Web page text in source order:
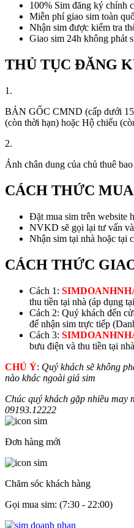
100% Sim đăng ký chính
Miễn phí giao sim toàn
Nhận sim được kiểm tra
Giao sim 24h không phát
THỦ TỤC ĐĂNG
1.
BẢN GỐC CMND (cấp dưới 15
(còn thời hạn) hoặc Hộ chiếu
2.
Ảnh chân dung của chủ thuê
CÁCH THỨC
Đặt mua sim trên website
NVKD sẽ gọi lại tư vấn
Nhận sim tại nhà hoặc tại
CÁCH THỨC
Cách 1:
thu tiền tại nhà (áp dụng
Cách 2: Quý khách đến
để nhận sim trực tiếp
Cách 3:
bưu điện và thu tiền tại
CHÚ Ý: Quý khách sẽ không
nào khác ngoài giá sim
Chúc quý khách gặp nhiều may
09193.12222
Đơn hàng mới
Chăm sóc khách hàng
Gọi mua sim: (7:30 - 22:00)